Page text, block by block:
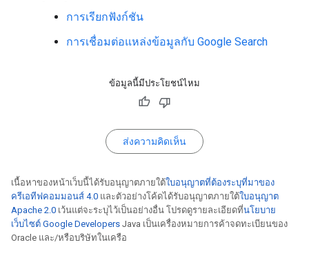
การเรียกฟังก์ชัน
การเชื่อมต่อแหล่งข้อมูลกับ Google Search
ข้อมูลนี้มีประโยชน์ไหม
ส่งความคิดเห็น
เนื้อหาของหน้าเว็บนี้ได้รับอนุญาตภายใต้ใบอนุญาตที่ต้องระบุที่มาของ
ครีเอทีฟคอมมอนส์ 4.0 และตัวอย่างโค้ดได้รับอนุญาตภายใต้ใบอนุญาต
Apache 2.0 เว้นแต่จะระบุไว้เป็นอย่างอื่น โปรดดูรายละเอียดที่นโยบาย
เว็บไซต์ Google Developers Java เป็นเครื่องหมายการค้าจดทะเบียนของ
Oracle และ/หรือบริษัทในเครือ